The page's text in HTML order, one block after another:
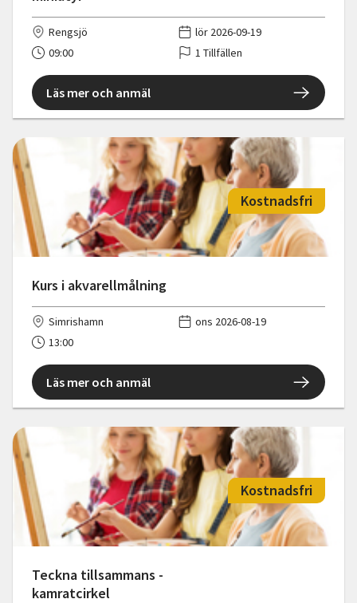
Rengsjö
lör 2026-09-19
09:00
1 Tillfällen
Läs mer och anmäl
Kurs i akvarellmålning
Kostnadsfri
Simrishamn
ons 2026-08-19
13:00
Läs mer och anmäl
Teckna tillsammans -
kamratcirkel
Kostnadsfri